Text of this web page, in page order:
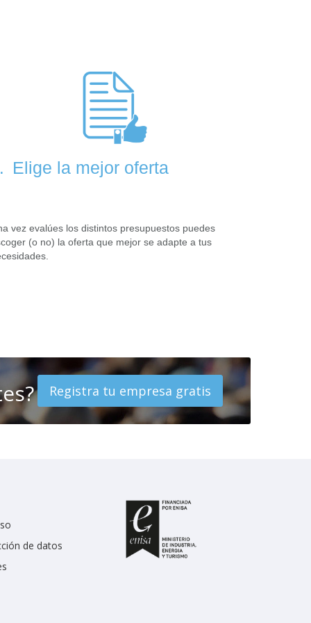
Elige la mejor oferta
vez evalúes los distintos presupuestos puedes
(o no) la oferta que mejor se adapte a tus
Registra tu empresa gratis
de datos